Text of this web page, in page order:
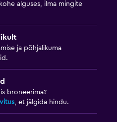
alguses, ilma mingite
ja põhjalikuma
broneerima?
, et jälgida hindu.